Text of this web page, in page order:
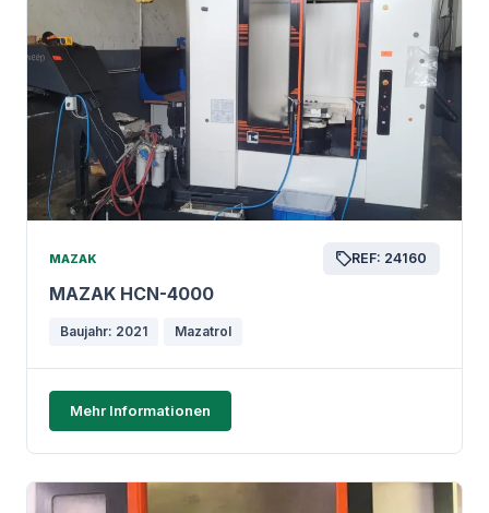
MAZAK REF: 24160
MAZAK HCN-4000
Baujahr: 2021 Mazatrol
Mehr Informationen